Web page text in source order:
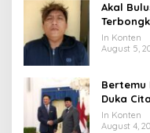
Akal
Uang
In Konten
August 5,
Bertemu
Duka
Tahun
In Konten
August 4,